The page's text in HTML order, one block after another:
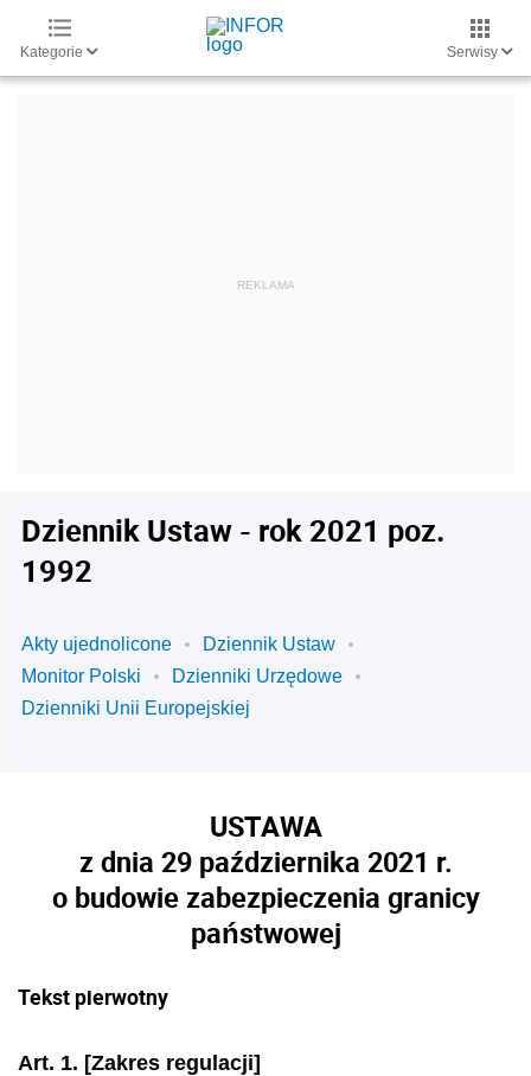
Kategorie Serwisy
Dziennik Ustaw - rok 2021 poz.
1992
Akty ujednolicone
Dziennik Ustaw
Monitor Polski
Dzienniki Urzędowe
Dzienniki Unii Europejskiej
USTAWA
z dnia 29 października 2021 r.
o budowie zabezpieczenia granicy
państwowej
Tekst pierwotny
Art. 1. [Zakres regulacji]